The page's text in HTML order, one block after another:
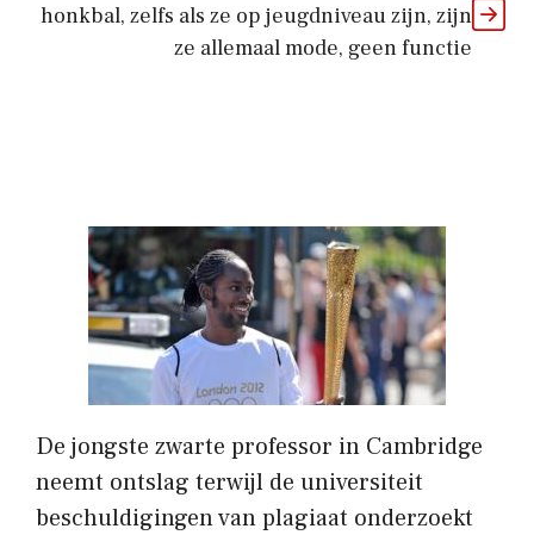
honkbal, zelfs als ze op jeugdniveau zijn, zijn
ze allemaal mode, geen functie
De jongste zwarte professor in Cambridge
neemt ontslag terwijl de universiteit
beschuldigingen van plagiaat onderzoekt